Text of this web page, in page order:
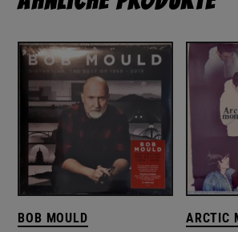
BOB MOULD ARCTIC